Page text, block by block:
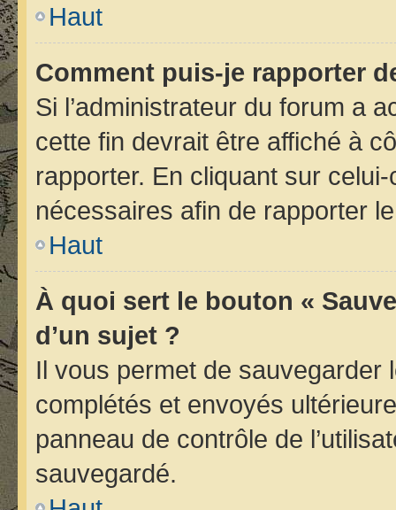
Haut
Comment puis-je rapporter
Si l’administrateur du forum a
cette fin devrait être affiché à
rapporter. En cliquant sur
nécessaires afin de rapporter
Haut
À quoi sert le bouton «
d’un sujet ?
Il vous permet de sauvegarder
complétés et envoyés
panneau de contrôle de
sauvegardé.